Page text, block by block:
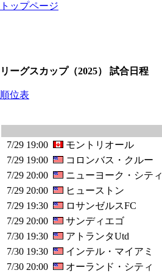
トップページ
リーグスカップ（2025） 試合日程
順位表
7/29 19:00 モントリオール
7/29 19:00 コロンバス・クルー
7/29 20:00 ニューヨーク・シティ
7/29 20:00 ヒューストン
7/29 19:30 ロサンゼルスFC
7/29 20:00 サンディエゴ
7/30 19:30 アトランタUtd
7/30 19:30 インテル・マイアミ
7/30 20:00 オーランド・シティ